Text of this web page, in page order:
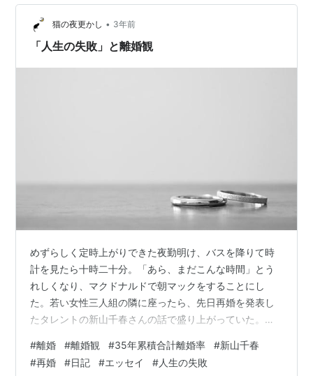
もあさん顔出し投稿 広告の下に記事の続きがあります。
ペコリ AmazonPR 子どもとの関係が変わる 自分の親に
読んでほしかった本 作者:フィリッパ・ペリー 日経BP
猫の夜更かし • 3年前
「人生の失敗」と離婚観
めずらしく定時上がりできた夜勤明け、バスを降りて時
計を見たら十時二十分。「あら、まだこんな時間」とう
れしくなり、マクドナルドで朝マックをすることにし
た。若い女性三人組の隣に座ったら、先日再婚を発表し
たタレントの新山千春さんの話で盛り上がっていた。
浮かれっぷりはイタい」から始まり、お相手の人物分析
を経て、「浮気されて終わる」というところに着地し
#離婚 #離婚観 #35年累積合計離婚率 #新山千春
#再婚 #日記 #エッセイ #人生の失敗